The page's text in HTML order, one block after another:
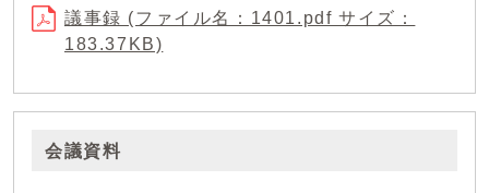
議事録 (ファイル名：1401.pdf サイズ：
183.37KB)
会議資料